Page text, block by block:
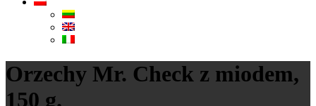
Orzechy Mr. Check z miodem,
150 g.